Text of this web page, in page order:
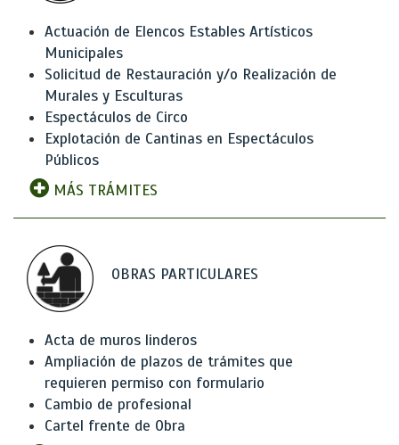
Actuación de Elencos Estables Artísticos
Municipales
Solicitud de Restauración y/o Realización de
Murales y Esculturas
Espectáculos de Circo
Explotación de Cantinas en Espectáculos
Públicos
MÁS TRÁMITES
OBRAS PARTICULARES
Acta de muros linderos
Ampliación de plazos de trámites que
requieren permiso con formulario
Cambio de profesional
Cartel frente de Obra